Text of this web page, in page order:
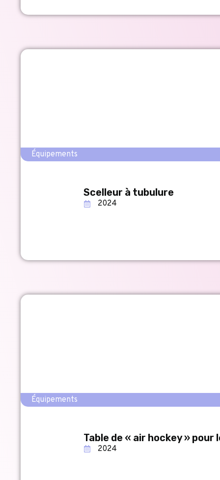
Équipements
Scelleur à tubulure
2024
Équipements
Table de « air hockey »
2024